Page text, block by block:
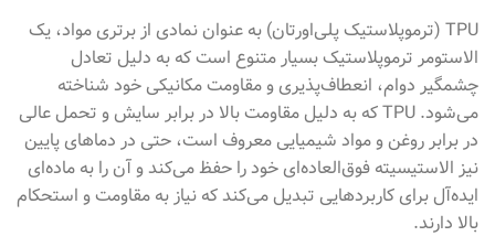
TPU (ترموپلاستیک پلی‌اورتان) به عنوان نمادی از برتری مواد، یک
الاستومر ترموپلاستیک بسیار متنوع است که به دلیل تعادل
چشمگیر دوام، انعطاف‌پذیری و مقاومت مکانیکی خود شناخته
می‌شود. TPU که به دلیل مقاومت بالا در برابر سایش و تحمل عالی
در برابر روغن و مواد شیمیایی معروف است، حتی در دماهای پایین
نیز الاستیسیته فوق‌العاده‌ای خود را حفظ می‌کند و آن را به ماده‌ای
ایده‌آل برای کاربردهایی تبدیل می‌کند که نیاز به مقاومت و استحکام
بالا دارند.